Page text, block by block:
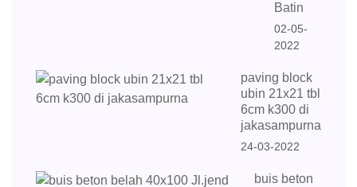
Batin
02-05-
2022
paving block
ubin 21x21 tbl
6cm k300 di
jakasampurna
24-03-2022
buis beton